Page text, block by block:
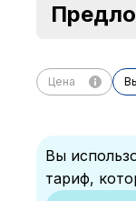
Цена
Вы
тариф,